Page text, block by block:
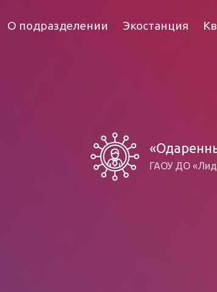
О подразделении Экостанция
ГАОУ ДО